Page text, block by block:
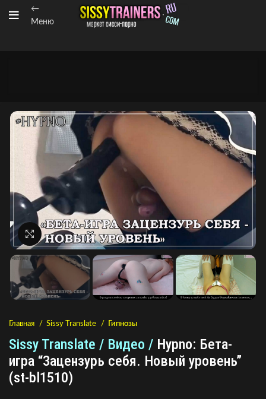
←
Меню
Нажмите, чтобы увеличить
Главная Sissy Translate Гипнозы
Sissy Translate / Видео / Hypno: Бета-
игра “Зацензурь себя. Новый уровень”
(st-bl1510)